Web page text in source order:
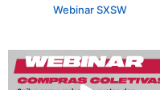
Webinar SXSW